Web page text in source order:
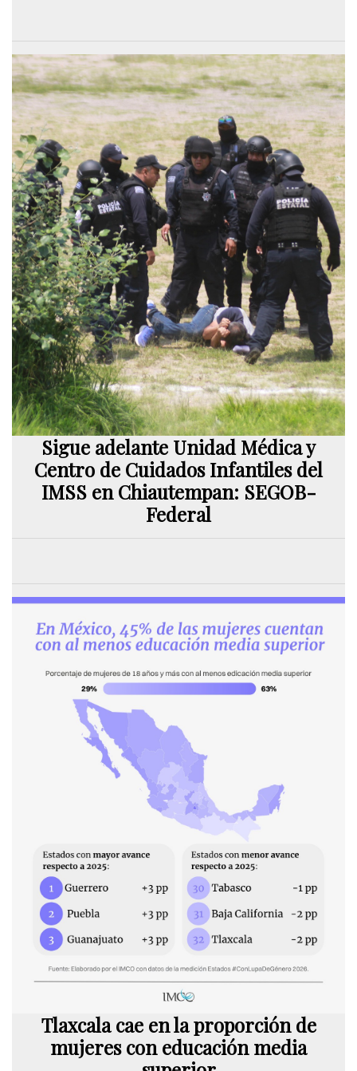
Sigue adelante Unidad Médica y
Centro de Cuidados Infantiles del
IMSS en Chiautempan: SEGOB-
Federal
Tlaxcala cae en la proporción de
mujeres con educación media